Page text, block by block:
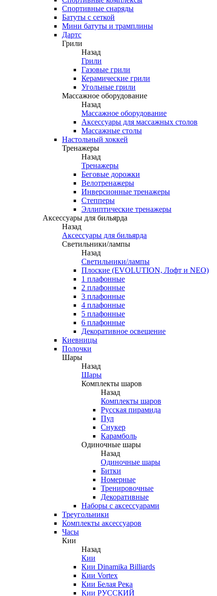
Спортивные снаряды
Батуты с сеткой
Мини батуты и трамплины
Дартс
Грили
Назад
Грили
Газовые грили
Керамические грили
Угольные грили
Массажное оборудование
Назад
Массажное оборудование
Аксессуары для массажных столов
Массажные столы
Настольный хоккей
Тренажеры
Назад
Тренажеры
Беговые дорожки
Велотренажеры
Инверсионные тренажеры
Степперы
Эллиптические тренажеры
Аксессуары для бильярда
Назад
Аксессуары для бильярда
Светильники/лампы
Назад
Светильники/лампы
Плоские (EVOLUTION, Лофт и NEO)
1 плафонные
2 плафонные
3 плафонные
4 плафонные
5 плафонные
6 плафонные
Декоративное освещение
Киевницы
Полочки
Шары
Назад
Шары
Комплекты шаров
Назад
Комплекты шаров
Русская пирамида
Пул
Снукер
Карамболь
Одиночные шары
Назад
Одиночные шары
Битки
Номерные
Тренировочные
Декоративные
Наборы с аксессуарами
Треугольники
Комплекты аксессуаров
Часы
Кии
Назад
Кии
Кии Dinamika Billiards
Кии Vortex
Кии Белая Река
Кии РУССКИЙ